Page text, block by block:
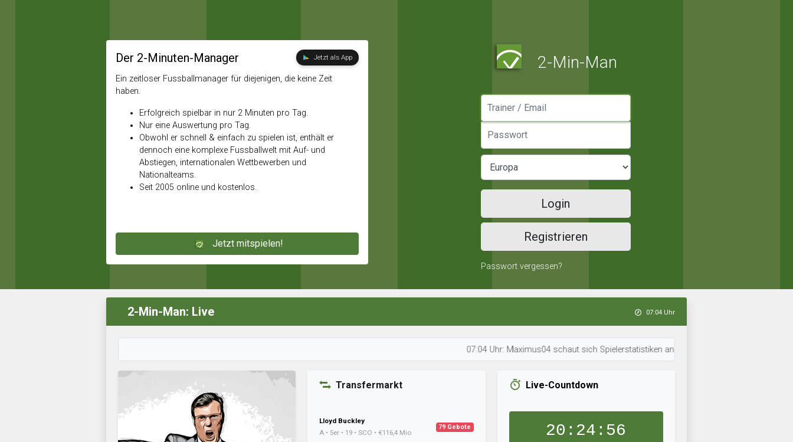
Der 2-Minuten-Manager Jetzt als App
Ein zeitloser Fussballmanager für diejenigen, die keine Zeit
haben.
Erfolgreich spielbar in nur 2 Minuten pro Tag.
Nur eine Auswertung pro Tag.
Obwohl er schnell & einfach zu spielen ist, enthält er
dennoch eine komplexe Fussballwelt mit Auf- und
Abstiegen, internationalen Wettbewerben und
Nationalteams.
Seit 2005 online und kostenlos.
Jetzt mitspielen!
2-Min-Man
Login
Registrieren
Passwort vergessen?
2-Min-Man: Live 07:04 Uhr
07:04 Uhr: Maximus04 schaut sich Spielerstatistiken an. • 07:04 Uhr: FC Schwatzgelb hat
Transfermarkt
Lloyd Buckley
A • 5er • 19 • SCO • €116,4 Mio
79 Gebote
Live-Countdown
20:24:55